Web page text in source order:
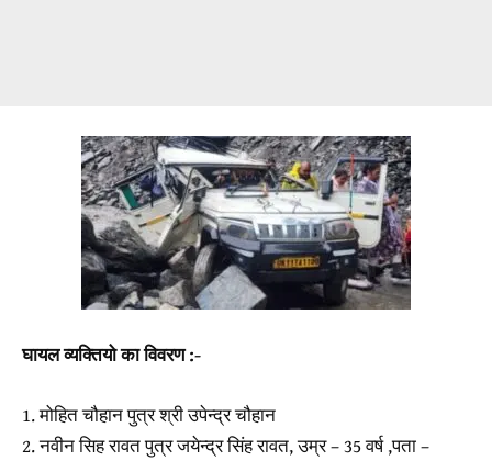
घायल व्यक्तियो का विवरण :-
1. मोहित चौहान पुत्र श्री उपेन्द्र चौहान
2. नवीन सिह रावत पुत्र जयेन्द्र सिंह रावत, उम्र – 35 वर्ष ,पता –